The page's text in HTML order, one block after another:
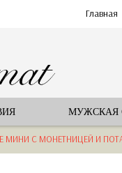
Главная
МУЖСКАЯ
МИНИ С МОНЕТНИЦЕЙ И